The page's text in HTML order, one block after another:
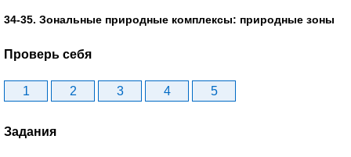
34-35. Зональные природные комплексы: природные зоны
Проверь себя
1 2 3 4 5
Задания